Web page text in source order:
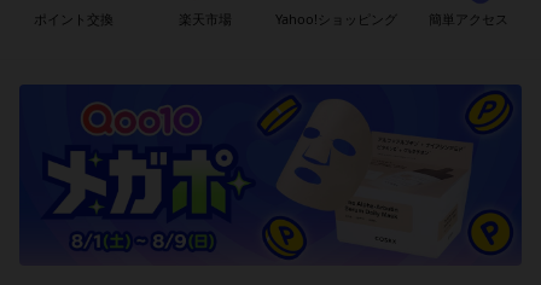
ポイント交換 楽天市場 Yahoo!ショッピング 簡単アクセス